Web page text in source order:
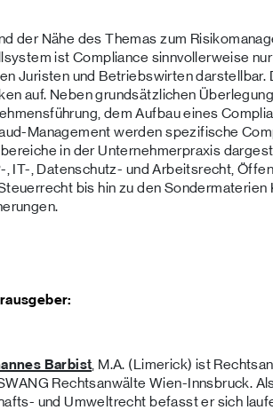
der Nähe des Themas zum
ist Compliance sinnvollerweise
Juristen und Betriebswirten darstellbar.
auf. Neben grundsätzlichen
dem Aufbau eines
Management werden spezifische
in der Unternehmerpraxis
, IT-, Datenschutz- und Arbeitsrecht,
bis hin zu den Sondermaterien
Barbist , M.A. (Limerick) ist
Rechtsanwälte Wien-Innsbruck.
und Umweltrecht befasst er sich